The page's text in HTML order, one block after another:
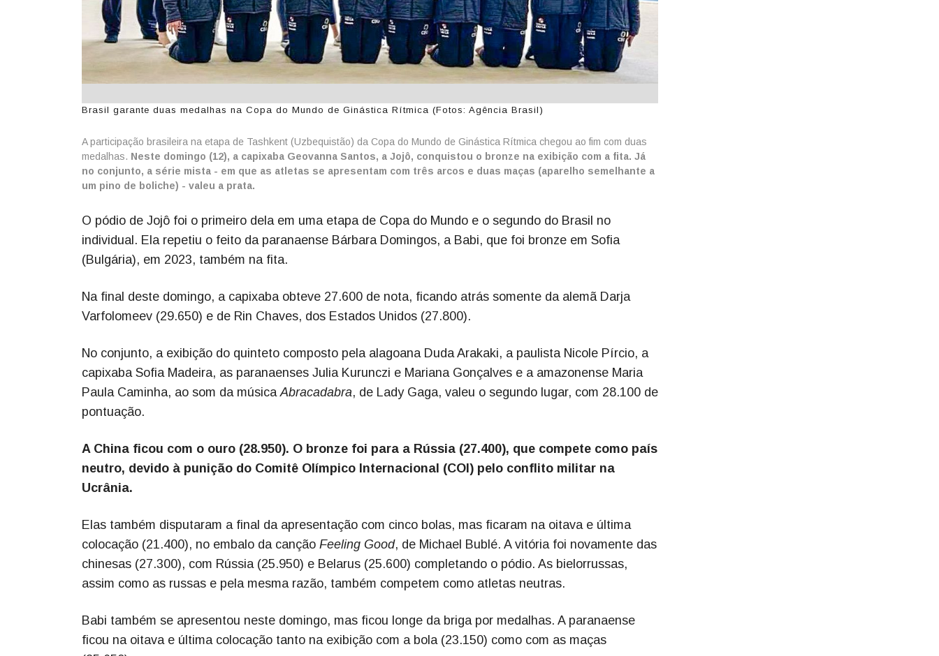
Brasil garante duas medalhas na Copa do Mundo de Ginástica Rítmica (Fotos: Agência Brasil)
A participação brasileira na etapa de Tashkent (Uzbequistão) da Copa do Mundo de Ginástica Rítmica chegou ao fim com duas
medalhas. Neste domingo (12), a capixaba Geovanna Santos, a Jojô, conquistou o bronze na exibição com a fita. Já
no conjunto, a série mista - em que as atletas se apresentam com três arcos e duas maças (aparelho semelhante a
um pino de boliche) - valeu a prata.
O pódio de Jojô foi o primeiro dela em uma etapa de Copa do Mundo e o segundo do Brasil no
individual. Ela repetiu o feito da paranaense Bárbara Domingos, a Babi, que foi bronze em Sofia
(Bulgária), em 2023, também na fita.
Na final deste domingo, a capixaba obteve 27.600 de nota, ficando atrás somente da alemã Darja
Varfolomeev (29.650) e de Rin Chaves, dos Estados Unidos (27.800).
No conjunto, a exibição do quinteto composto pela alagoana Duda Arakaki, a paulista Nicole Pírcio, a
capixaba Sofia Madeira, as paranaenses Julia Kurunczi e Mariana Gonçalves e a amazonense Maria
Paula Caminha, ao som da música Abracadabra, de Lady Gaga, valeu o segundo lugar, com 28.100 de
pontuação.
A China ficou com o ouro (28.950). O bronze foi para a Rússia (27.400), que compete como país
neutro, devido à punição do Comitê Olímpico Internacional (COI) pelo conflito militar na
Ucrânia.
Elas também disputaram a final da apresentação com cinco bolas, mas ficaram na oitava e última
colocação (21.400), no embalo da canção Feeling Good, de Michael Bublé. A vitória foi novamente das
chinesas (27.300), com Rússia (25.950) e Belarus (25.600) completando o pódio. As bielorrussas,
assim como as russas e pela mesma razão, também competem como atletas neutras.
Babi também se apresentou neste domingo, mas ficou longe da briga por medalhas. A paranaense
ficou na oitava e última colocação tanto na exibição com a bola (23.150) como com as maças